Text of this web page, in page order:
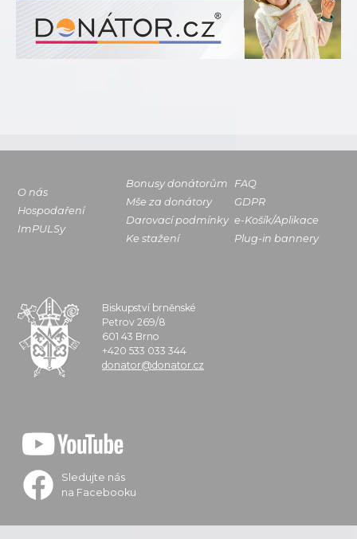
Biskupství brněnské
Petrov 269/8
601 43 Brno
+420 533 033 344
donator@donator.cz
O nás
Hospodaření
ImPULSy
Bonusy donátorům
Mše za donátory
Darovací podmínky
Ke stažení
FAQ
GDPR
e-Košík/Aplikace
Plug-in bannery
Sledujte nás
na Facebooku